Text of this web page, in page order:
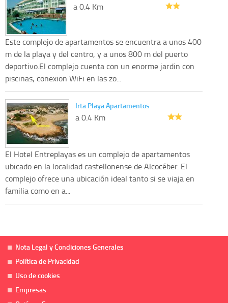
a 0.4 Km
Este complejo de apartamentos se encuentra a unos 400
m de la playa y del centro, y a unos 800 m del puerto
deportivo.El complejo cuenta con un enorme jardin con
piscinas, conexion WiFi en las zo...
Irta Playa Apartamentos
a 0.4 Km
El Hotel Entreplayas es un complejo de apartamentos
ubicado en la localidad castellonense de Alcocéber. El
complejo ofrece una ubicación ideal tanto si se viaja en
familia como en a...
Nota Legal y Condiciones Generales
Política de Privacidad
Uso de cookies
Empresas